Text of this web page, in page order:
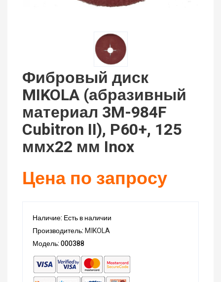
Фибровый диск
MIKOLA (абразивный
материал 3M-984F
Cubitron II), P60+, 125
ммх22 мм Inox
Цена по запросу
Наличие: Есть в наличии
Производитель:MIKOLA
Модель: 000388